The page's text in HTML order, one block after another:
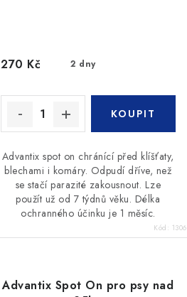
2 dny
270 Kč
Advantix spot on chránící před klíšťaty,
blechami i komáry. Odpudí dříve, než
se stačí parazité zakousnout. Lze
použít už od 7 týdnů věku. Délka
ochranného účinku je 1 měsíc.
Kód: 1306
Advantix Spot On pro psy nad